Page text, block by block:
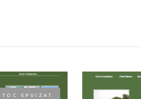
EPUIZAT